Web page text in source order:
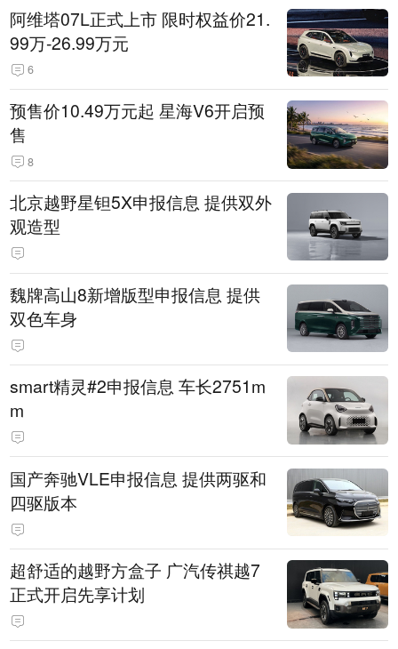
阿维塔07L正式上市 限时权益价21.
99万-26.99万元
6
预售价10.49万元起 星海V6开启预
售
8
北京越野星钽5X申报信息 提供双外
观造型
魏牌高山8新增版型申报信息 提供
双色车身
smart精灵#2申报信息 车长2751m
m
国产奔驰VLE申报信息 提供两驱和
四驱版本
超舒适的越野方盒子 广汽传祺越7
正式开启先享计划